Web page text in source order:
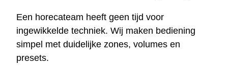
Een horecateam heeft geen tijd voor
ingewikkelde techniek. Wij maken bediening
simpel met duidelijke zones, volumes en
presets.